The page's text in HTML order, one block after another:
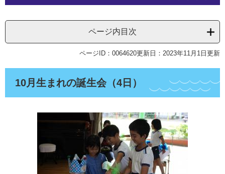
ページ内目次
ページID：0064620更新日：2023年11月1日更新
10月生まれの誕生会（4日）